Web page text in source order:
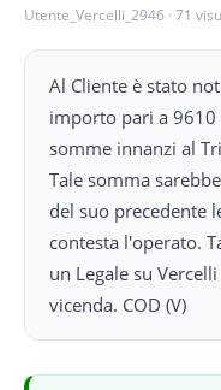
Utente_Vercelli_2946 · 71
Al Cliente è stato
importo pari a 9610
somme innanzi al
Tale somma
del suo precedente
contesta l'operato.
un Legale su
vicenda. COD (V)